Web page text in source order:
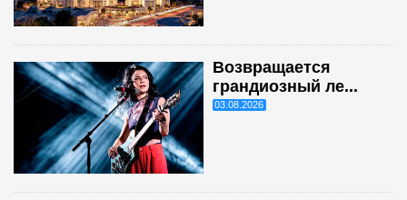
Возвращается
грандиозный ле...
03.08.2026